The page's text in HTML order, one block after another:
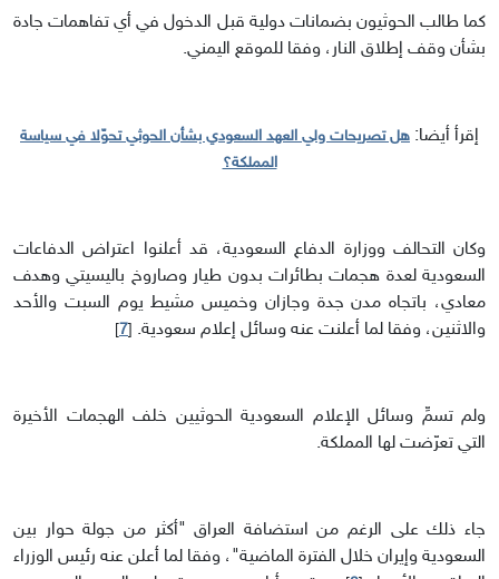
كما طالب الحوثيون بضمانات دولية قبل الدخول في أي تفاهمات جادة
بشأن وقف إطلاق النار، وفقا للموقع اليمني.
إقرأ أيضا: هل تصريحات ولي العهد السعودي بشأن الحوثي تحوّلا في سياسة
المملكة؟
وكان التحالف ووزارة الدفاع السعودية، قد أعلنوا اعتراض الدفاعات
السعودية لعدة هجمات بطائرات بدون طيار وصاروخ باليسيتي وهدف
معادي، باتجاه مدن جدة وجازان وخميس مشيط يوم السبت والأحد
والاثنين، وفقا لما أعلنت عنه وسائل إعلام سعودية. [
7
]
ولم تسمِّ وسائل الإعلام السعودية الحوثيين خلف الهجمات الأخيرة
التي تعرّضت لها المملكة.
جاء ذلك على الرغم من استضافة العراق "أكثر من جولة حوار بين
السعودية وإيران خلال الفترة الماضية"، وفقا لما أعلن عنه رئيس الوزراء